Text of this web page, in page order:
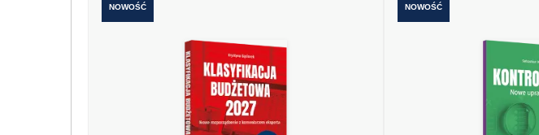
NOWOŚĆ NOWOŚĆ